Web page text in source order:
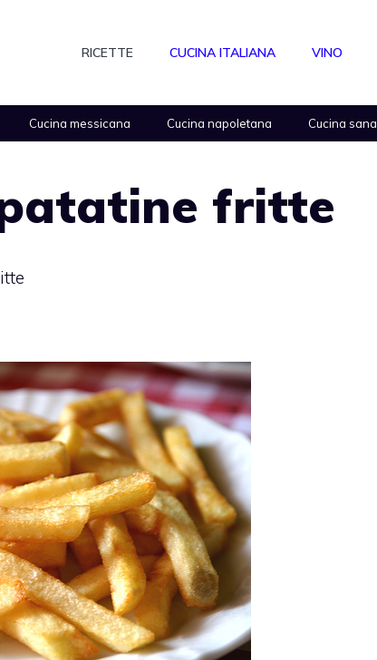
RICETTE CUCINA ITALIANA VINO
Cucina messicana Cucina napoletana Cucina sana
fritte